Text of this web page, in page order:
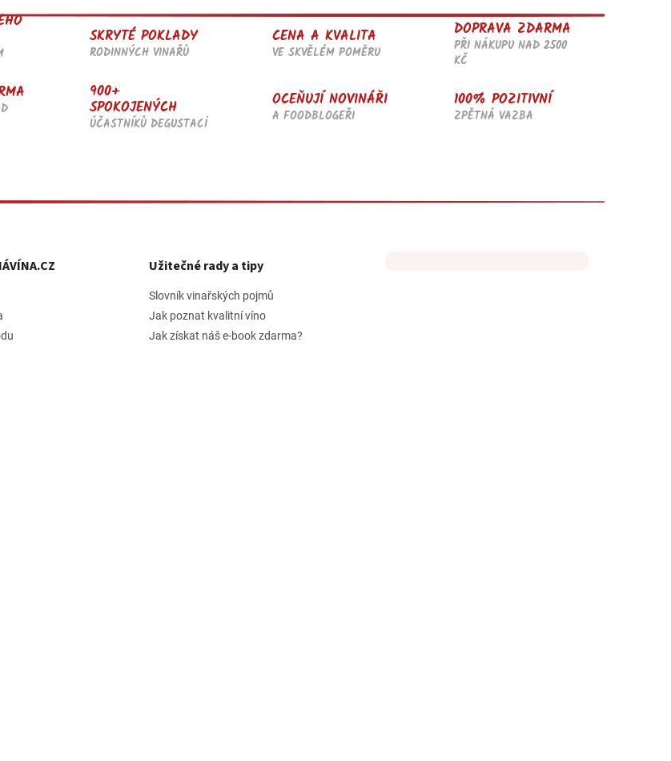
l
á
d
a
p
r
v
p
SKRYTÉ POKLADY
RODINNÝCH VINAŘŮ
CENA A KVALITA
VE SKVĚLÉM POMĚRU
DOPRAVA ZDARMA
PŘI NÁKUPU NAD 2500
KČ
900+
SPOKOJENÝCH
ÚČASTNÍKŮ DEGUSTACÍ
OCEŇUJÍ NOVINÁŘI
A FOODBLOGEŘI
100% POZITIVNÍ
ZPĚTNÁ VAZBA
Užitečné rady a tipy
Slovník vinařských pojmů
Jak poznat kvalitní víno
Jak získat náš e-book zdarma?